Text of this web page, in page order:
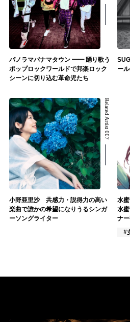
パノラマパナマタウン ━━ 踊り歌う
ポップロックワールドで邦楽ロック
シーンに切り込む革命児たち
ー
Related Artist 007
小野亜里沙 共感力・説得力の高い
楽曲で誰かの希望になりうるシンガ
ーソングライター
水
水
ナ
#